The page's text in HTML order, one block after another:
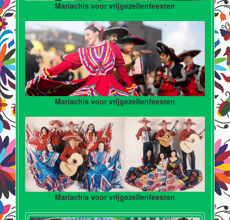
Mariachis voor vrijgezellenfeesten
Mariachis voor vrijgezellenfeesten
Mariachis voor vrijgezellenfeesten